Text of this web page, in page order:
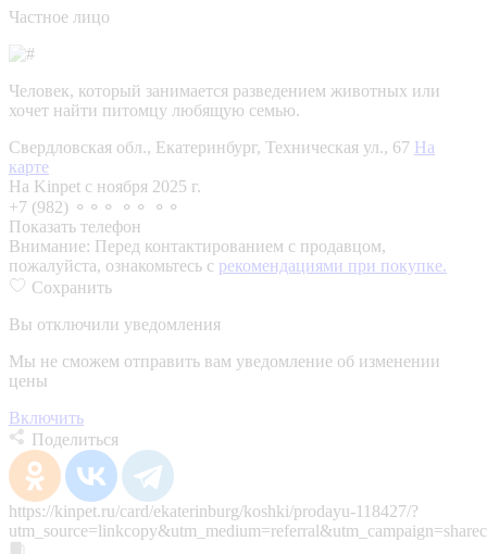
Частное лицо
Человек, который занимается разведением животных или
хочет найти питомцу любящую семью.
Свердловская обл., Екатеринбург, Техническая ул., 67 На
карте
На Kinpet c ноября 2025 г.
+7 (982) ⚬⚬⚬ ⚬⚬ ⚬⚬
Показать телефон
Внимание: Перед контактированием с продавцом,
пожалуйста, ознакомьтесь с рекомендациями при покупке.
Сохранить
Вы отключили уведомления
Мы не сможем отправить вам уведомление об изменении
цены
Включить
Поделиться
https://kinpet.ru/card/ekaterinburg/koshki/prodayu-118427/?